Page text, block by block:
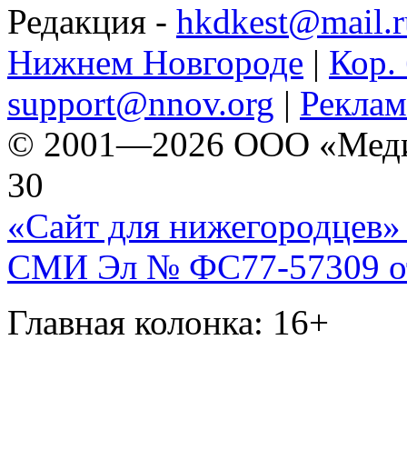
Редакция -
Нижнем Новгороде | Кор.
support@nnov.org |
© 2001—2026 ООО
30
«Сайт для нижегородцев»
СМИ Эл № ФС77-57309
Главная колонка: 16+